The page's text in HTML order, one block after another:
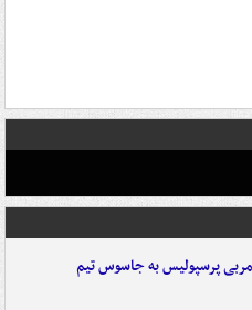
پرسپولیس به جاسوس تیم